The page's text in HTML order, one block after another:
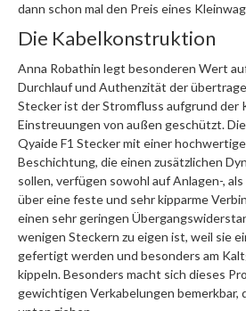
dann schon mal den Preis eines
Die Kabelkonstruktion
Anna Robathin legt besonderen Wert
Durchlauf und Authenzität der
Stecker ist der Stromfluss aufgrund der
Einstreuungen von außen geschützt.
Qyaide F1 Stecker mit einer
Beschichtung, die einen zusätzlichen
sollen, verfügen sowohl auf Anlagen-,
über eine feste und sehr kipparme
einen sehr geringen
wenigen Steckern zu eigen ist, weil sie
gefertigt werden und besonders am
kippeln. Besonders macht sich dieses
gewichtigen Verkabelungen bemerkbar,